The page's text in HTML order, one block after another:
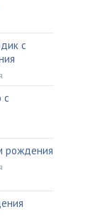
с
с
рождения